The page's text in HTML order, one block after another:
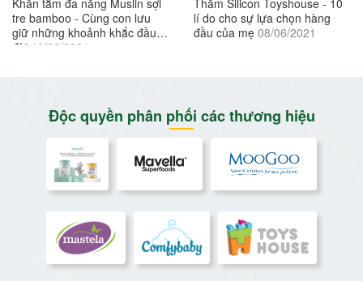
tre bamboo - Cùng con lưu
giữ những khoảnh khắc đầu
đời 10/06/2021
lí do cho sự lựa chọn hàng
đầu của mẹ 08/06/2021
Độc quyền phân phối các thương hiệu